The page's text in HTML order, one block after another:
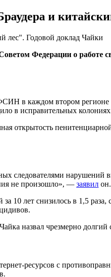
и
лес". Годовой доклад Чайки
Федерации о работе
в каждом втором
в исправительных
открытость
следователями нарушений
не произошло», — заявил он.
10 лет снизилось в 1,5
назвал чрезмерно долгий
ресурсов с